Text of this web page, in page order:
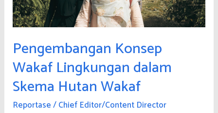
Pengembangan Konsep
Wakaf Lingkungan dalam
Skema Hutan Wakaf
Reportase/Chief Editor/Content Director